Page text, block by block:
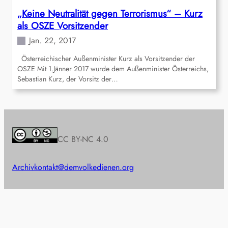
„Keine Neutralität gegen Terrorismus“ – Kurz
als OSZE Vorsitzender
Jan. 22, 2017
Österreichischer Außenminister Kurz als Vorsitzender der
OSZE Mit 1.Jänner 2017 wurde dem Außenminister Österreichs,
Sebastian Kurz, der Vorsitz der…
CC BY-NC 4.0
Archivkontakt@demvolkedienen.org